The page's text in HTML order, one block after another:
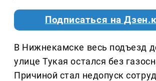
Подписаться на
В Нижнекамске весь подъезд
улице Тукая остался без
Причиной стал недопуск